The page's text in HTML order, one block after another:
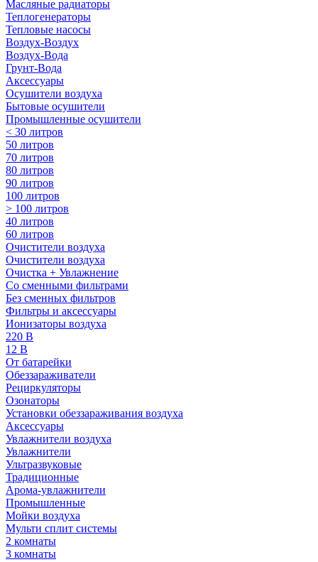
Масляные радиаторы
Теплогенераторы
Тепловые насосы
Воздух-Воздух
Воздух-Вода
Грунт-Вода
Аксессуары
Осушители воздуха
Бытовые осушители
Промышленные осушители
< 30 литров
50 литров
70 литров
80 литров
90 литров
100 литров
> 100 литров
40 литров
60 литров
Очистители воздуха
Очистители воздуха
Очистка + Увлажнение
Cо сменными фильтрами
Без сменных фильтров
Фильтры и аксессуары
Ионизаторы воздуха
220 В
12 В
От батарейки
Обеззараживатели
Рециркуляторы
Озонаторы
Установки обеззараживания воздуха
Аксессуары
Увлажнители воздуха
Увлажнители
Ультразвуковые
Традиционные
Арома-увлажнители
Промышленные
Мойки воздуха
Мульти сплит системы
2 комнаты
3 комнаты